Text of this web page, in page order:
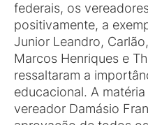
federais, os
positivamente, a
Junior Leandro,
Marcos Henriques e
ressaltaram a
educacional. A
vereador Damásio